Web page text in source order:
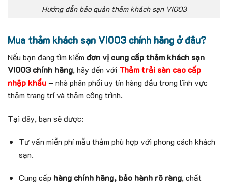
Hướng dẫn bảo quản thảm khách sạn VI003
Mua thảm khách sạn VI003 chính hãng ở đâu?
Nếu bạn đang tìm kiếm đơn vị cung cấp thảm khách sạn
VI003 chính hãng, hãy đến với Thảm trải sàn cao cấp
nhập khẩu– nhà phân phối uy tín hàng đầu trong lĩnh vực
thảm trang trí và thảm công trình.
Tại đây, bạn sẽ được:
Tư vấn miễn phí mẫu thảm phù hợp với phong cách khách
sạn.
Cung cấp hàng chính hãng, bảo hành rõ ràng, chất